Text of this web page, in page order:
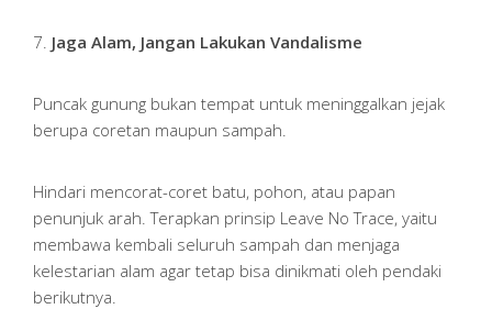
7. Jaga Alam, Jangan Lakukan Vandalisme
Puncak gunung bukan tempat untuk meninggalkan jejak
berupa coretan maupun sampah.
Hindari mencorat-coret batu, pohon, atau papan
penunjuk arah. Terapkan prinsip Leave No Trace, yaitu
membawa kembali seluruh sampah dan menjaga
kelestarian alam agar tetap bisa dinikmati oleh pendaki
berikutnya.